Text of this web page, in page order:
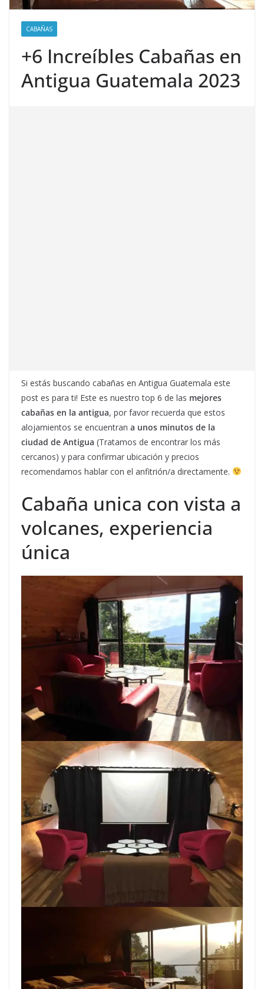
CABAÑAS
+6 Increíbles Cabañas en
Antigua Guatemala 2023
Si estás buscando cabañas en Antigua Guatemala este
post es para ti! Este es nuestro top 6 de las mejores
cabañas en la antigua, por favor recuerda que estos
alojamientos se encuentran a unos minutos de la
ciudad de Antigua (Tratamos de encontrar los más
cercanos) y para confirmar ubicación y precios
recomendamos hablar con el anfitrión/a directamente.
Cabaña unica con vista a
volcanes, experiencia
única